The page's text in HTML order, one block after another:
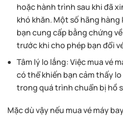
hoặc hành trình sau khi đã
khó khăn. Một số hãng
bạn cung cấp bằng chứng
trước khi cho phép bạn đổi
Tâm lý lo lắng: Việc mua vé
có thể khiến bạn cảm thấy
trong quá trình chuẩn bị hồ
Mặc dù vậy nếu mua vé máy